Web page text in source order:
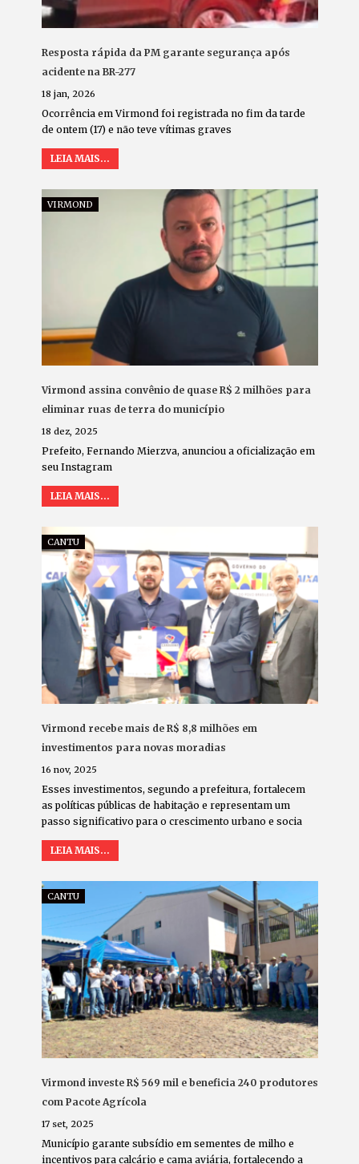
Resposta rápida da PM garante segurança após
acidente na BR-277
18 jan, 2026
Ocorrência em Virmond foi registrada no fim da tarde
de ontem (17) e não teve vítimas graves
LEIA MAIS...
VIRMOND
Virmond assina convênio de quase R$ 2 milhões para
eliminar ruas de terra do município
18 dez, 2025
Prefeito, Fernando Mierzva, anunciou a oficialização em
seu Instagram
LEIA MAIS...
CANTU
Virmond recebe mais de R$ 8,8 milhões em
investimentos para novas moradias
16 nov, 2025
Esses investimentos, segundo a prefeitura, fortalecem
as políticas públicas de habitação e representam um
passo significativo para o crescimento urbano e socia
LEIA MAIS...
CANTU
Virmond investe R$ 569 mil e beneficia 240 produtores
com Pacote Agrícola
17 set, 2025
Município garante subsídio em sementes de milho e
incentivos para calcário e cama aviária, fortalecendo a